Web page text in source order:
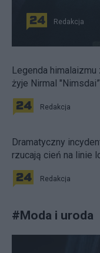
Redakcja
Legenda himalaizmu
żyje Nirmal
Redakcja
Dramatyczny
rzucają cień na linie
Redakcja
#Moda i uroda